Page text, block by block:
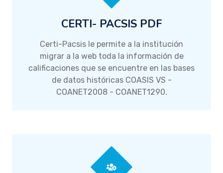
CERTI- PACSIS PDF
Certi-Pacsis le permite a la institución
migrar a la web toda la información de
calificaciones que se encuentre en las bases
de datos históricas COASIS VS -
COANET2008 - COANET1290.